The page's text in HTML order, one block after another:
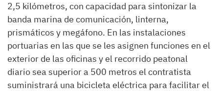
2,5 kilómetros, con capacidad para sintonizar la
banda marina de comunicación, linterna,
prismáticos y megáfono. En las instalaciones
portuarias en las que se les asignen funciones en el
exterior de las oficinas y el recorrido peatonal
diario sea superior a 500 metros el contratista
suministrará una bicicleta eléctrica para facilitar el